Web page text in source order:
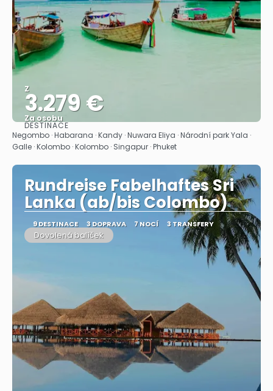
Z
3.279 €
Za osobu
Zobrazit
DESTINACE
Negombo · Habarana · Kandy · Nuwara Eliya · Národní park Yala ·
Galle · Kolombo · Kolombo · Singapur · Phuket
Rundreise Fabelhaftes Sri
Lanka (ab/bis Colombo)
9 DESTINACE 3 DOPRAVA 7 NOCÍ 3 TRANSFERY
Dovolená balíček